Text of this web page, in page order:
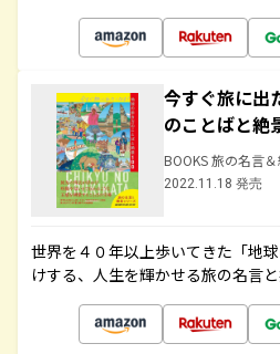
今すぐ旅に出
のことばと絶
BOOKS 旅の名言
2022.11.18 発売
世界を４０年以上歩いてきた「地
けする、人生を輝かせる旅の名言